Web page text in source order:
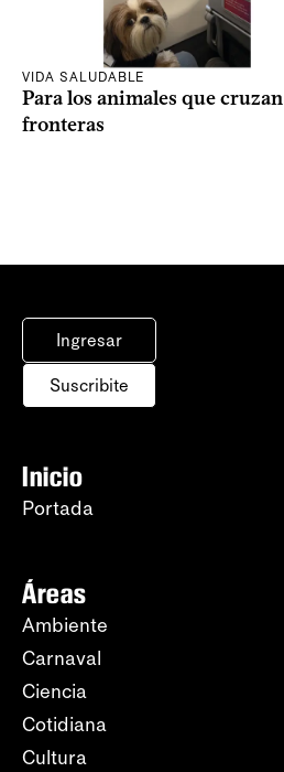
VIDA SALUDABLE
Para los animales que cruzan
fronteras
Ingresar
Suscribite
Inicio
Portada
Áreas
Ambiente
Carnaval
Ciencia
Cotidiana
Cultura